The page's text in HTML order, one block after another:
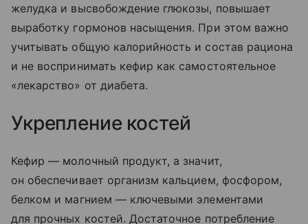
желудка и высвобождение глюкозы, повышает
выработку гормонов насыщения. При этом важно
учитывать общую калорийность и состав рациона
и не воспринимать кефир как самостоятельное
«лекарство» от диабета.
Укрепление костей
Кефир — молочный продукт, а значит,
он обеспечивает организм кальцием, фосфором,
белком и магнием — ключевыми элементами
для прочных костей. Достаточное потребление